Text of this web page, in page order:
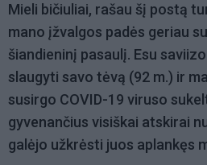
Mieli bičiuliai, rašau šį postą
mano įžvalgos padės geriau
šiandieninį pasaulį. Esu
slaugyti savo tėvą (92 m.) ir
susirgo COVID-19 viruso
gyvenančius visiškai atskirai
galėjo užkrėsti juos aplankęs